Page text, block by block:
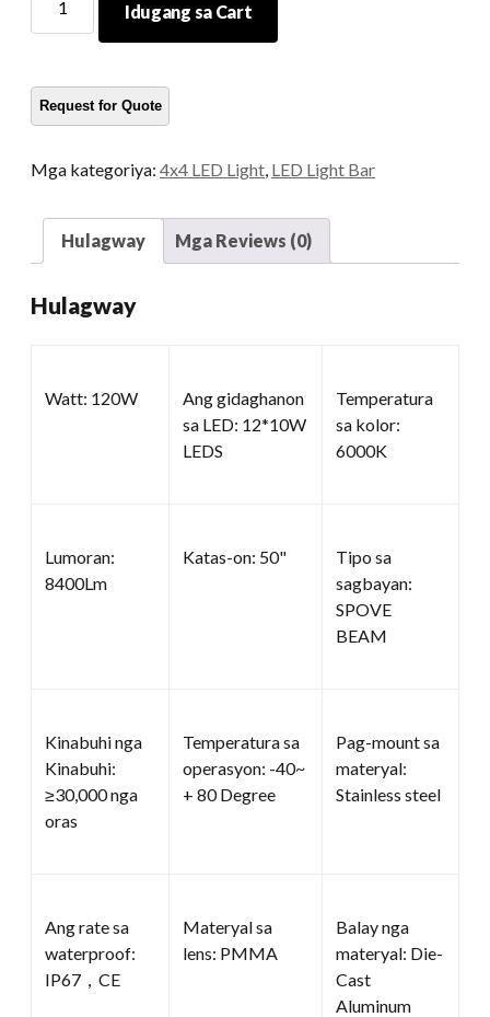
4x4
kadaghanon
Idugang sa Cart
Mga kategoriya: 4x4 LED Light LED Light Bar
Hulagway Mga Reviews (0)
Hulagway
Watt: 120W
Ang gidaghanon
sa LED: 12*10W
LEDS
Temperatura
sa kolor:
6000K
Lumoran:
8400Lm
Katas-on: 50"
Tipo sa
sagbayan:
SPOVE
BEAM
Kinabuhi nga
Kinabuhi:
≥30,000 nga
oras
Temperatura sa
operasyon: -40~
+ 80 Degree
Pag-mount sa
materyal:
Stainless steel
Ang rate sa
waterproof:
IP67，CE
Materyal sa
lens: PMMA
Balay nga
materyal: Die-
Cast
Aluminum